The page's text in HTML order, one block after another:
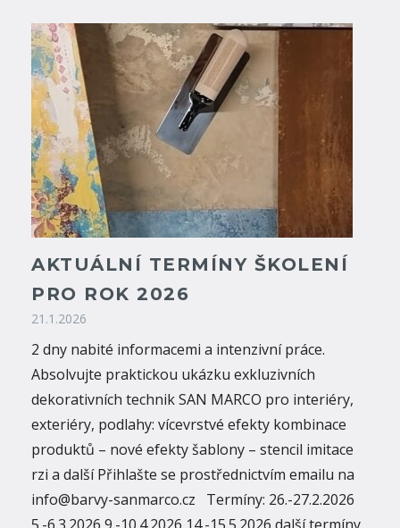
AKTUÁLNÍ TERMÍNY ŠKOLENÍ
PRO ROK 2026
21.1.2026
2 dny nabité informacemi a intenzivní práce.
Absolvujte praktickou ukázku exkluzivních
dekorativních technik SAN MARCO pro interiéry,
exteriéry, podlahy: vícevrstvé efekty kombinace
produktů – nové efekty šablony – stencil imitace
rzi a další Přihlašte se prostřednictvím emailu na
info@barvy-sanmarco.cz Termíny: 26.-27.2.2026